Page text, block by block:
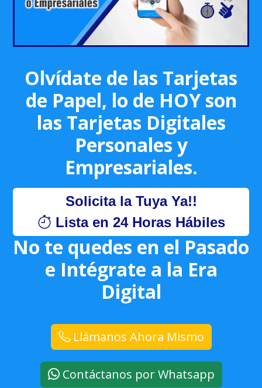
Olvídate de las Tarjetas
de Papel, lo de HOY son
las Tarjetas Digitales
Personales y
Empresariales.
Solicita la Tuya Ya!!
Lista en 24 Horas Hábiles
No te quedes en el Pasado
e Intégrate a la Era
Digital
Llámanos Ahora Mismo
Contáctanos por Whatsapp